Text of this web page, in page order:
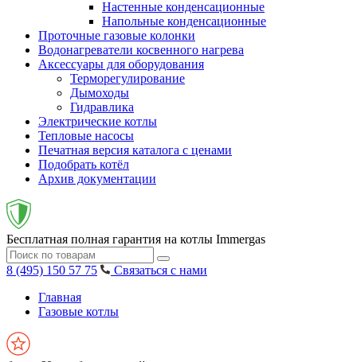
Настенные конденсационные
Напольные конденсационные
Проточные газовые колонки
Водонагреватели косвенного нагрева
Аксессуары для оборудования
Терморегулирование
Дымоходы
Гидравлика
Электрические котлы
Тепловые насосы
Печатная версия каталога с ценами
Подобрать котёл
Архив документации
Бесплатная полная гарантия на котлы Immergas
8 (495) 150 57 75
Связаться с нами
Главная
Газовые котлы